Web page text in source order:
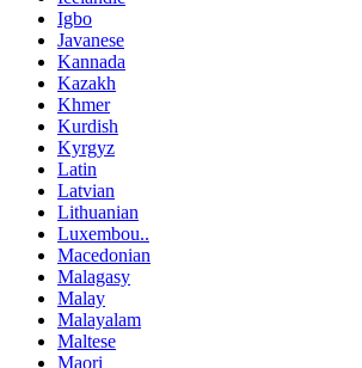
Igbo
Javanese
Kannada
Kazakh
Khmer
Kurdish
Kyrgyz
Latin
Latvian
Lithuanian
Luxembou..
Macedonian
Malagasy
Malay
Malayalam
Maltese
Maori